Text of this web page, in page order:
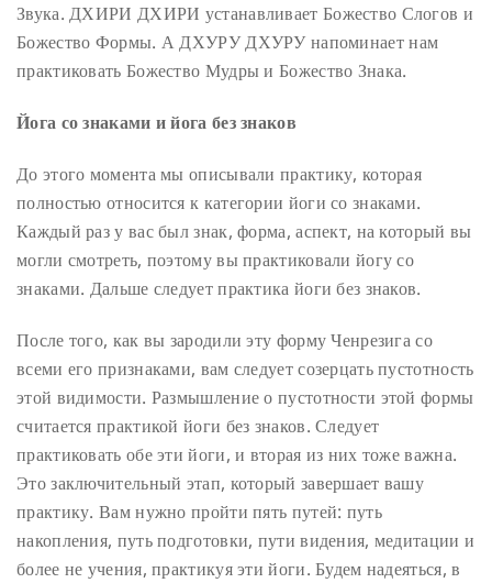
Звука. ДХИРИ ДХИРИ устанавливает Божество Слогов и
Божество Формы. А ДХУРУ ДХУРУ напоминает нам
практиковать Божество Мудры и Божество Знака.
Йога со знаками и йога без знаков
До этого момента мы описывали практику, которая
полностью относится к категории йоги со знаками.
Каждый раз у вас был знак, форма, аспект, на который вы
могли смотреть, поэтому вы практиковали йогу со
знаками. Дальше следует практика йоги без знаков.
После того, как вы зародили эту форму Ченрезига со
всеми его признаками, вам следует созерцать пустотность
этой видимости. Размышление о пустотности этой формы
считается практикой йоги без знаков. Следует
практиковать обе эти йоги, и вторая из них тоже важна.
Это заключительный этап, который завершает вашу
практику. Вам нужно пройти пять путей: путь
накопления, путь подготовки, пути видения, медитации и
более не учения, практикуя эти йоги. Будем надеяться, в